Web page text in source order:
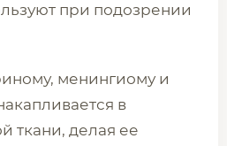
при подозрении
менингиому и
в
ткани, делая ее